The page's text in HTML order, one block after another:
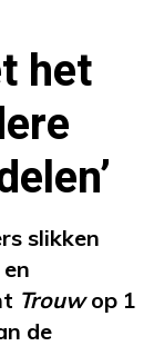
het
slikken
Trouwop 1
de